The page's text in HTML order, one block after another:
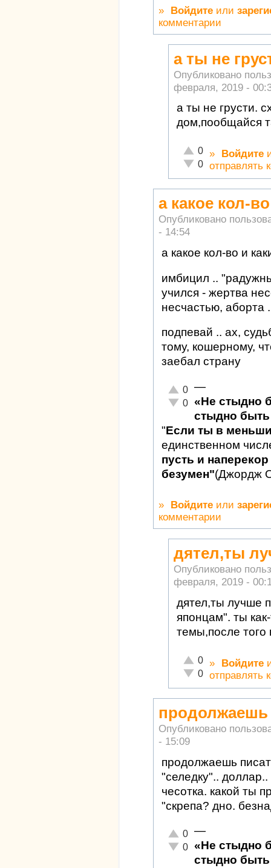
» Войдите или
комментарии
а ты не
Опубликовано
февраля, 2019 -
а ты не грусти.
дом,пообщайся
Отлично!
0
Неадекватно!
0
» Войдите
отправлять
а какое кол-
Опубликовано
- 14:54
а какое кол-во и
имбицил ..
учился - жертва
несчастью, аборта .
подпевай .. ах,
тому, кошерному,
заебал страну
Отлично!
0
Неадекватно!
0
—
«Не стыдно
стыдно быть
"Если ты в
единственном
пусть и
безумен"(Джордж
» Войдите или
комментарии
дятел,ты
Опубликовано
февраля, 2019 -
дятел,ты лучше
японцам". ты
темы,после того
Отлично!
0
Неадекватно!
0
» Войдите
отправлять
продолжаешь
Опубликовано
- 15:09
продолжаешь
"селедку".. доллар..
чесотка. какой ты
"скрепа? дно.
Отлично!
0
Неадекватно!
0
—
«Не стыдно
стыдно быть